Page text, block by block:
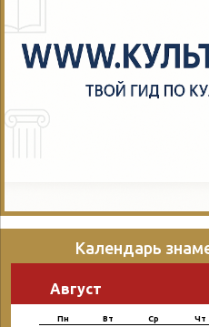
Календарь
Август
Пн Вт Ср Чт